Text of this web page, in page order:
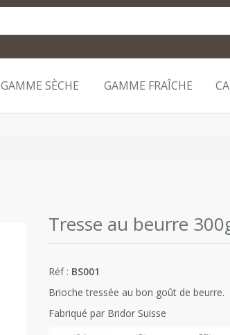
GAMME SÈCHE GAMME FRAÎCHE
Tresse au beurre
Réf : BS001
Brioche tressée au bon goût de beurre.
Fabriqué par Bridor Suisse